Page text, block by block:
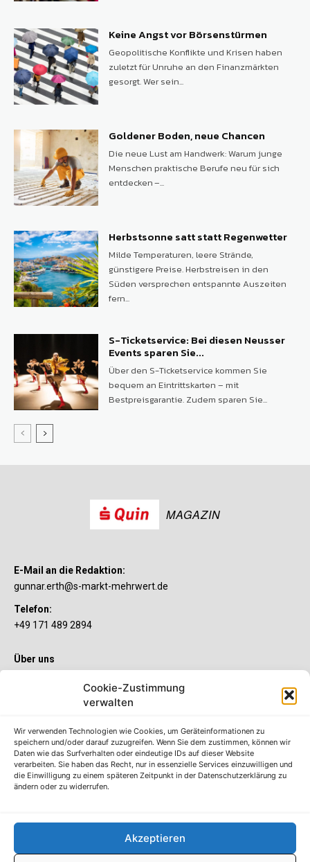
Cookie-Zustimmung
verwalten
Wir verwenden Technologien wie Cookies, um Geräteinformationen zu
speichern und/oder darauf zuzugreifen. Wenn Sie dem zustimmen, können wir
Daten wie das Surfverhalten oder eindeutige IDs auf dieser Website
verarbeiten. Sie haben das Recht, nur in essenzielle Services einzuwilligen und
die Einwilligung zu einem späteren Zeitpunkt in der Datenschutzerklärung zu
ändern oder zu widerrufen.
Akzeptieren
Keine Angst vor Börsenstürmen
Geopolitische Konflikte und Krisen haben
zuletzt für Unruhe an den Finanzmärkten
gesorgt. Wer sein...
Goldener Boden, neue Chancen
Die neue Lust am Handwerk: Warum junge
Menschen praktische Berufe neu für sich
entdecken –...
Herbstsonne satt statt Regenwetter
Milde Temperaturen, leere Strände,
günstigere Preise. Herbstreisen in den
Süden versprechen entspannte Auszeiten
fern...
S-Ticketservice: Bei diesen Neusser
Events sparen Sie...
Über den S-Ticketservice kommen Sie
bequem an Eintrittskarten – mit
Bestpreisgarantie. Zudem sparen Sie...
MAGAZIN
E-Mail an die Redaktion:
gunnar.erth@s-markt-mehrwert.de
Telefon:
+49 171 489 2894
Über uns
Sie wollen mehr als ein gewöhnliches Girokonto? Dann ist unser
S-Quin Konto genau das Richtige für Sie. Die beiden
etliche Inklusivleistungen. Im S-Quin Magazin erfahren Sie
immer, was es Neues gibt.
Die S-Quin Kontomodelle
Erklärung zur Barrierefreiheit